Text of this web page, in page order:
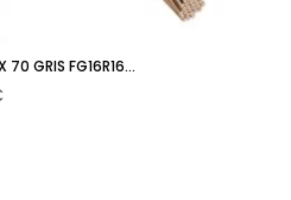
Ajouter au panier
70 GRIS FG16R16...